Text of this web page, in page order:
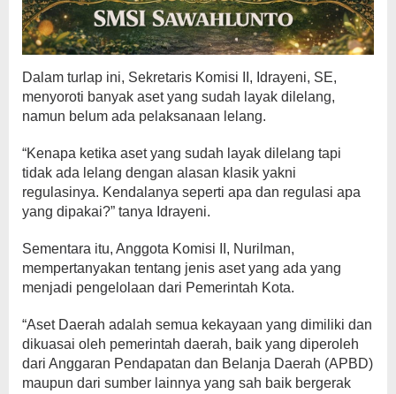
Dalam turlap ini, Sekretaris Komisi II, Idrayeni, SE,
menyoroti banyak aset yang sudah layak dilelang,
namun belum ada pelaksanaan lelang.
“Kenapa ketika aset yang sudah layak dilelang tapi
tidak ada lelang dengan alasan klasik yakni
regulasinya. Kendalanya seperti apa dan regulasi apa
yang dipakai?” tanya Idrayeni.
Sementara itu, Anggota Komisi II, Nurilman,
mempertanyakan tentang jenis aset yang ada yang
menjadi pengelolaan dari Pemerintah Kota.
“Aset Daerah adalah semua kekayaan yang dimiliki dan
dikuasai oleh pemerintah daerah, baik yang diperoleh
dari Anggaran Pendapatan dan Belanja Daerah (APBD)
maupun dari sumber lainnya yang sah baik bergerak